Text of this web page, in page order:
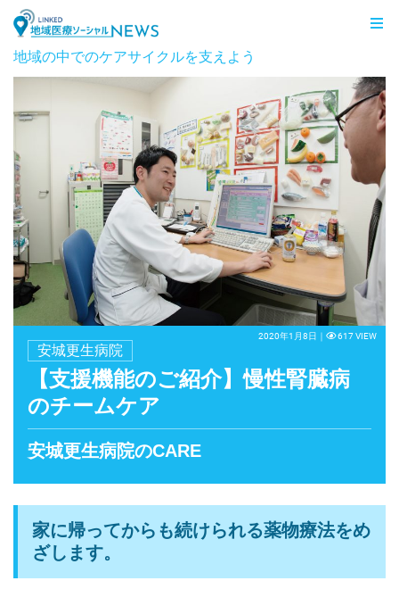
LINKED 地域医療ソーシャルNEWS
地域の中でのケアサイクルを支えよう
安城更生病院
【支援機能のご紹介】慢性腎臓病
のチームケア
安城更生病院のCARE
2020年1月8日｜ 617 VIEW
家に帰ってからも続けられる薬物療法をめ
ざします。